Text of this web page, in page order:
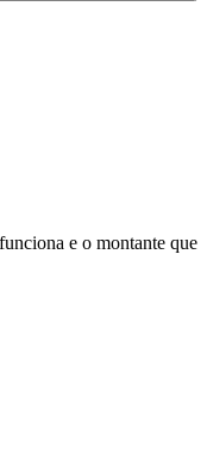
e o montante que